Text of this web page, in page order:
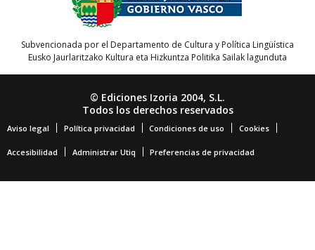
Subvencionada por el Departamento de Cultura y Política Lingüística
Eusko Jaurlaritzako Kultura eta Hizkuntza Politika Sailak lagunduta
© Ediciones Izoria 2004, S.L.
Todos los derechos reservados
Aviso legal Política privacidad Condiciones de uso Cookies
Accesibilidad Administrar Utiq Preferencias de privacidad